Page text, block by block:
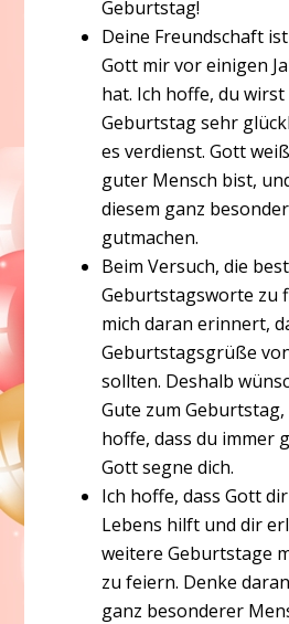
Geburtstag!
Deine Freundschaft
Gott mir vor einigen
hat. Ich hoffe, du wirst
Geburtstag sehr
es verdienst. Gott
guter Mensch bist,
diesem ganz
gutmachen.
Beim Versuch, die
Geburtstagsworte zu
mich daran erinnert,
Geburtstagsgrüße
sollten. Deshalb
Gute zum Geburtstag,
hoffe, dass du immer
Gott segne dich.
Ich hoffe, dass Gott
Lebens hilft und dir
weitere Geburtstage
zu feiern. Denke
ganz besonderer